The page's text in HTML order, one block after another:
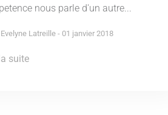
nous parle d'un autre...
Latreille - 01 janvier 2018
suite